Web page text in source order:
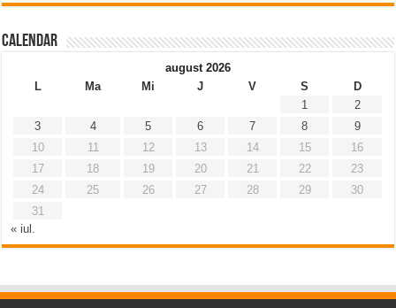
Calendar
august 2026
L
Ma Mi J V S
D
1
2
3
4 5 6 7 8
9
10
11 12 13 14 15
16
17
18 19 20 21 22
23
24
25 26 27 28 29
30
31
« iul.